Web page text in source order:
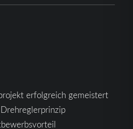
erfolgreich gemeistert